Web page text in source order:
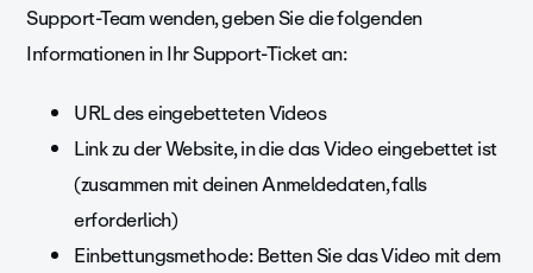
Support-Team wenden, geben Sie die folgenden
Informationen in Ihr Support-Ticket an:
URL des eingebetteten Videos
Link zu der Website, in die das Video eingebettet ist
(zusammen mit deinen Anmeldedaten, falls
erforderlich)
Einbettungsmethode: Betten Sie das Video mit dem